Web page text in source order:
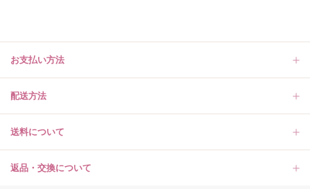
お支払い方法
配送方法
送料について
返品・交換について